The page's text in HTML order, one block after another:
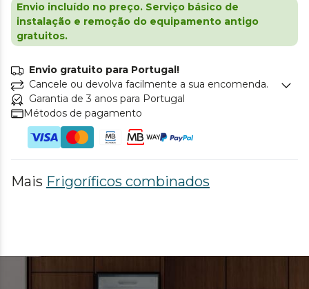
Envio incluído no preço. Serviço básico de
instalação e remoção do equipamento antigo
gratuitos.
Envio gratuito para Portugal!
Cancele ou devolva facilmente a sua encomenda.
Garantia de 3 anos para Portugal
Métodos de pagamento
Mais Frigoríficos combinados